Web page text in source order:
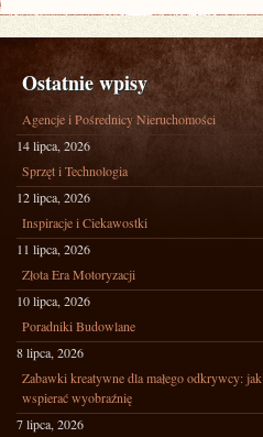
Ostatnie wpisy
Agencje i Pośrednicy Nieruchomości
14 lipca, 2026
Sprzęt i Technologia
12 lipca, 2026
Inspiracje i Ciekawostki
11 lipca, 2026
Złota Era Motoryzacji
10 lipca, 2026
Poradniki Budowlane
8 lipca, 2026
Zabawki kreatywne dla małego odkrywcy: jak
wspierać wyobraźnię
7 lipca, 2026